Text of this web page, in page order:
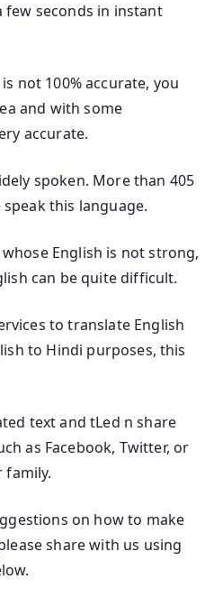
few seconds in instant
not 100% accurate, you
and with some
accurate.
spoken. More than 405
this language.
English is not strong,
can be quite difficult.
to translate English
to Hindi purposes, this
text and tLed n share
as Facebook, Twitter, or
family.
on how to make
share with us using